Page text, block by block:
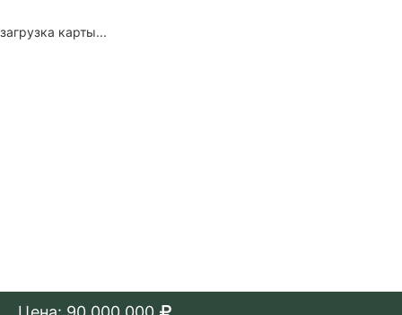
загрузка карты...